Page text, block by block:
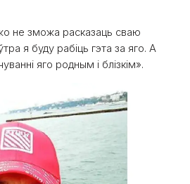
не зможа расказаць сваю
я буду рабіць гэта за яго. А
яго родным і блізкім».